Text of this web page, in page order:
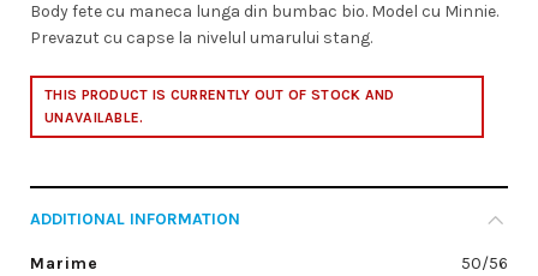
Body fete cu maneca lunga din bumbac bio. Model cu Minnie.
Prevazut cu capse la nivelul umarului stang.
THIS PRODUCT IS CURRENTLY OUT OF STOCK AND
UNAVAILABLE.
ADDITIONAL INFORMATION
Marime 50/56